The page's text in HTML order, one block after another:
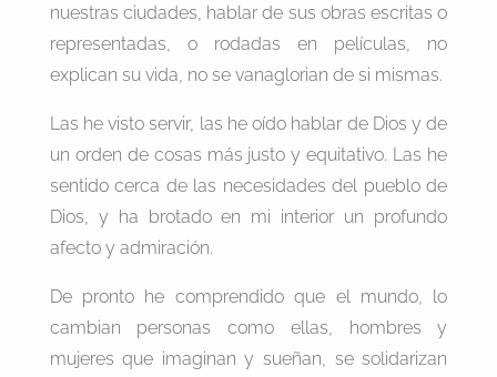
nuestras ciudades, hablar de sus obras escritas o
representadas, o rodadas en películas, no
explican su vida, no se vanaglorian de si mismas.
Las he visto servir, las he oído hablar de Dios y de
un orden de cosas más justo y equitativo. Las he
sentido cerca de las necesidades del pueblo de
Dios, y ha brotado en mi interior un profundo
afecto y admiración.
De pronto he comprendido que el mundo, lo
cambian personas como ellas, hombres y
mujeres que imaginan y sueñan, se solidarizan